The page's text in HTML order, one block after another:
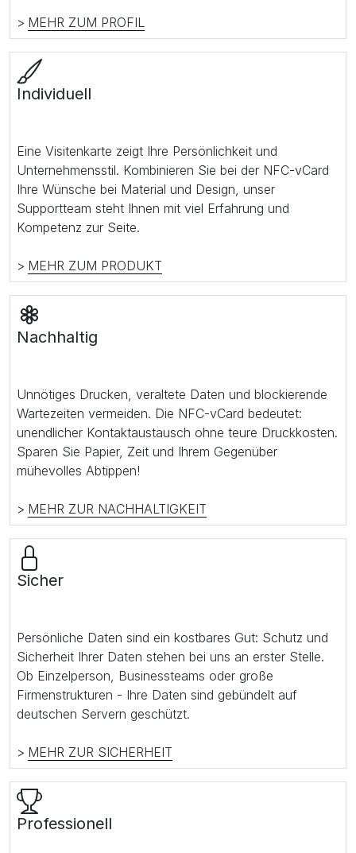
> MEHR ZUM PROFIL
Individuell
Eine Visitenkarte zeigt Ihre Persönlichkeit und
Unternehmensstil. Kombinieren Sie bei der NFC-vCard
Ihre Wünsche bei Material und Design, unser
Supportteam steht Ihnen mit viel Erfahrung und
Kompetenz zur Seite.
> MEHR ZUM PRODUKT
Nachhaltig
Unnötiges Drucken, veraltete Daten und blockierende
Wartezeiten vermeiden. Die NFC-vCard bedeutet:
unendlicher Kontaktaustausch ohne teure Druckkosten.
Sparen Sie Papier, Zeit und Ihrem Gegenüber
mühevolles Abtippen!
> MEHR ZUR NACHHALTIGKEIT
Sicher
Persönliche Daten sind ein kostbares Gut: Schutz und
Sicherheit Ihrer Daten stehen bei uns an erster Stelle.
Ob Einzelperson, Businessteams oder große
Firmenstrukturen - Ihre Daten sind gebündelt auf
deutschen Servern geschützt.
> MEHR ZUR SICHERHEIT
Professionell